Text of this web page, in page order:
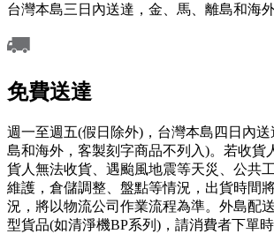
台灣本島三日內送達，金、馬、離島和海
免費送達
週一至週五(假日除外)，台灣本島四日內
島和海外，客製刻字商品不列入)。若收貨
貨人無法收貨、遇颱風地震等天災、公共
維護，倉儲調整、盤點等情況，出貨時間
況，將以物流公司作業流程為準。外島配
型貨品(如清淨機BP系列)，請消費者下單